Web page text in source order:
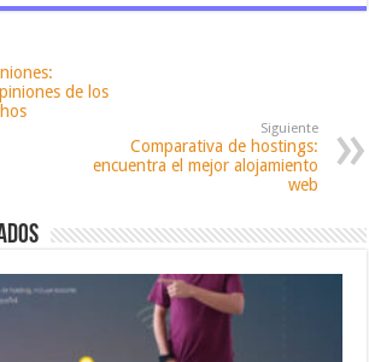
de los
Siguiente
Comparativa de hostings:
encuentra el mejor alojamiento
web